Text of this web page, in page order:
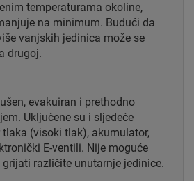
temperaturama okoline,
na minimum. Budući da
vanjskih jedinica može se
drugoj.
evakuiran i prethodno
Uključene su i sljedeće
tlaka (visoki tlak), akumulator,
E-ventili. Nije moguće
različite unutarnje jedinice.